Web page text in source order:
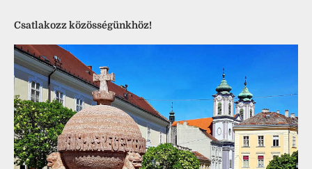
Csatlakozz közösségünkhöz!